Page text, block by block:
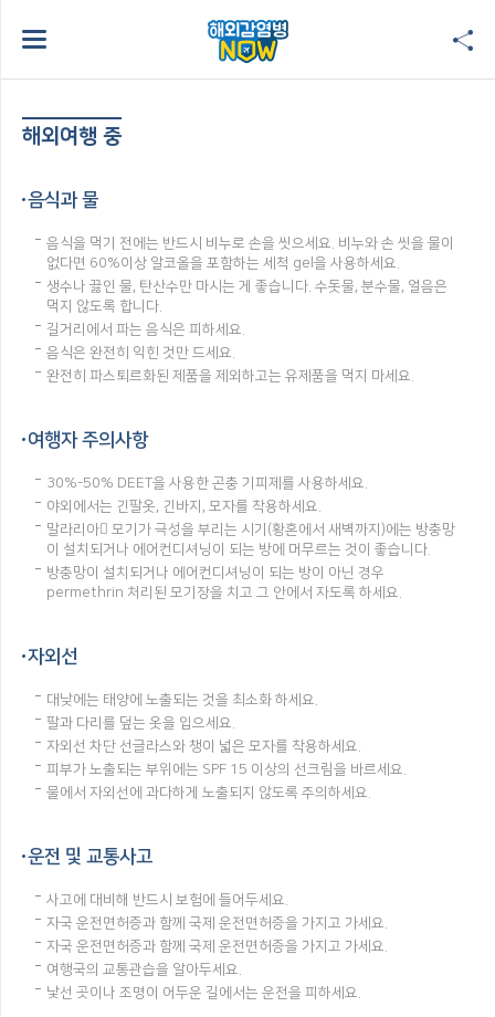
해외여행 중
음식과 물
음식을 먹기 전에는 반드시 비누로 손을 씻으세요. 비누와 손 씻을 물이
없다면 60%이상 알코올을 포함하는 세척 gel을 사용하세요.
생수나 끓인 물, 탄산수만 마시는 게 좋습니다. 수돗물, 분수물, 얼음은
먹지 않도록 합니다.
길거리에서 파는 음식은 피하세요.
음식은 완전히 익힌 것만 드세요.
완전히 파스퇴르화된 제품을 제외하고는 유제품을 먹지 마세요.
여행자 주의사항
30%-50% DEET을 사용한 곤충 기피제를 사용하세요.
야외에서는 긴팔옷, 긴바지, 모자를 착용하세요.
말라리아 모기가 극성을 부리는 시기(황혼에서 새벽까지)에는 방충망
이 설치되거나 에어컨디셔닝이 되는 방에 머무르는 것이 좋습니다.
방충망이 설치되거나 에어컨디셔닝이 되는 방이 아닌 경우
permethrin 처리된 모기장을 치고 그 안에서 자도록 하세요.
자외선
대낮에는 태양에 노출되는 것을 최소화 하세요.
팔과 다리를 덮는 옷을 입으세요.
자외선 차단 선글라스와 챙이 넓은 모자를 착용하세요.
피부가 노출되는 부위에는 SPF 15 이상의 선크림을 바르세요.
물에서 자외선에 과다하게 노출되지 않도록 주의하세요.
운전 및 교통사고
사고에 대비해 반드시 보험에 들어두세요.
자국 운전면허증과 함께 국제 운전면허증을 가지고 가세요.
자국 운전면허증과 함께 국제 운전면허증을 가지고 가세요.
여행국의 교통관습을 알아두세요.
낯선 곳이나 조명이 어두운 길에서는 운전을 피하세요.